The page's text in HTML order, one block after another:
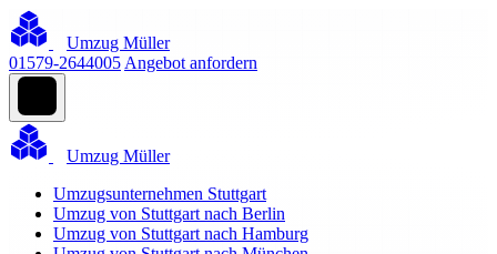
Umzug Müller
01579-2644005 Angebot anfordern
Umzug Müller
Umzugsunternehmen Stuttgart
Umzug von Stuttgart nach Berlin
Umzug von Stuttgart nach Hamburg